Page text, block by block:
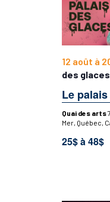
Le
12 août à
des glaces
Quai des arts
Mer, Québec,
25$ à 48$